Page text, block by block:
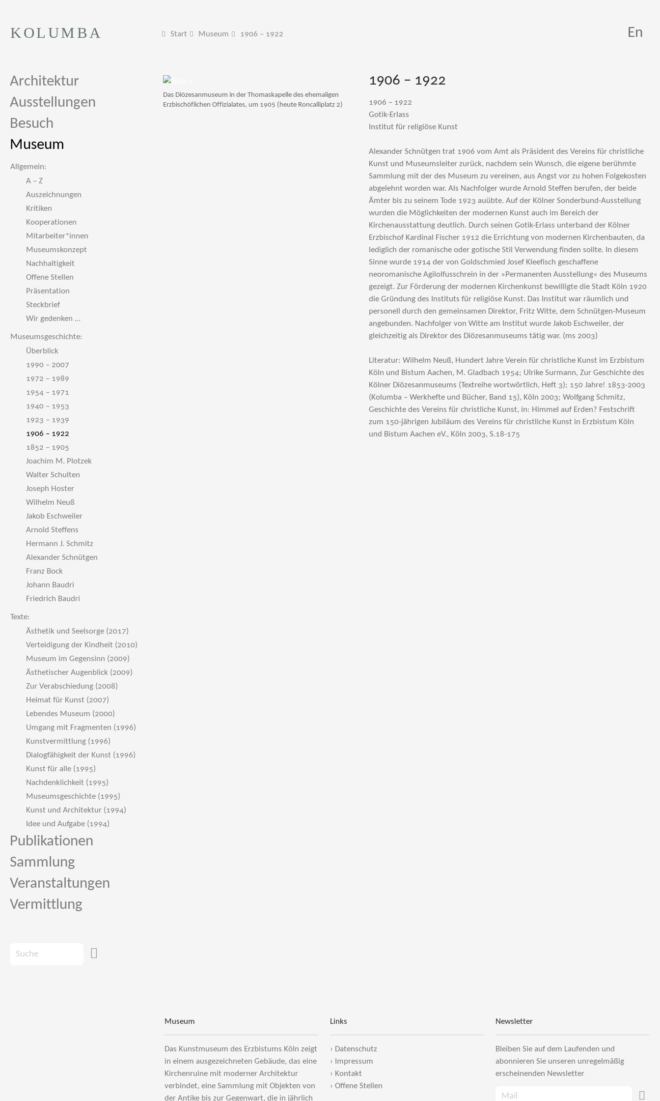
KOLUMBA Start Museum 1906 – 1922 En
Architektur
Ausstellungen
Besuch
Museum
Allgemein:
A – Z
Auszeichnungen
Kritiken
Kooperationen
Mitarbeiter*innen
Museumskonzept
Nachhaltigkeit
Offene Stellen
Präsentation
Steckbrief
Wir gedenken …
Museumsgeschichte:
Überblick
1990 – 2007
1972 – 1989
1954 – 1971
1940 – 1953
1923 – 1939
1906 – 1922
1852 – 1905
Joachim M. Plotzek
Walter Schulten
Joseph Hoster
Wilhelm Neuß
Jakob Eschweiler
Arnold Steffens
Hermann J. Schmitz
Alexander Schnütgen
Franz Bock
Johann Baudri
Friedrich Baudri
Texte:
Ästhetik und Seelsorge (2017)
Verteidigung der Kindheit (2010)
Museum im Gegensinn (2009)
Ästhetischer Augenblick (2009)
Zur Verabschiedung (2008)
Heimat für Kunst (2007)
Lebendes Museum (2000)
Umgang mit Fragmenten (1996)
Kunstvermittlung (1996)
Dialogfähigkeit der Kunst (1996)
Kunst für alle (1995)
Nachdenklichkeit (1995)
Museumsgeschichte (1995)
Kunst und Architektur (1994)
Idee und Aufgabe (1994)
Publikationen
Sammlung
Veranstaltungen
Vermittlung
Das Diözesanmuseum in der Thomaskapelle des ehemaligen
Erzbischöflichen Offizialates, um 1905 (heute Roncalliplatz 2)
1906 – 1922
1906 – 1922
Gotik-Erlass
Institut für religiöse Kunst
Alexander Schnütgen trat 1906 vom Amt als Präsident des Vereins für christliche
Kunst und Museumsleiter zurück, nachdem sein Wunsch, die eigene berühmte
Sammlung mit der des Museum zu vereinen, aus Angst vor zu hohen Folgekosten
abgelehnt worden war. Als Nachfolger wurde Arnold Steffen berufen, der beide
Ämter bis zu seinem Tode 1923 auübte. Auf der Kölner Sonderbund-Ausstellung
wurden die Möglichkeiten der modernen Kunst auch im Bereich der
Kirchenausstattung deutlich. Durch seinen Gotik-Erlass unterband der Kölner
Erzbischof Kardinal Fischer 1912 die Errichtung von modernen Kirchenbauten, da
lediglich der romanische oder gotische Stil Verwendung finden sollte. In diesem
Sinne wurde 1914 der von Goldschmied Josef Kleefisch geschaffene
neoromanische Agilolfusschrein in der »Permanenten Ausstellung« des Museums
gezeigt. Zur Förderung der modernen Kirchenkunst bewilligte die Stadt Köln 1920
die Gründung des Instituts für religiöse Kunst. Das Institut war räumlich und
personell durch den gemeinsamen Direktor, Fritz Witte, dem Schnütgen-Museum
angebunden. Nachfolger von Witte am Institut wurde Jakob Eschweiler, der
gleichzeitig als Direktor des Diözesanmuseums tätig war. (ms 2003)
Literatur: Wilhelm Neuß, Hundert Jahre Verein für christliche Kunst im Erzbistum
Köln und Bistum Aachen, M. Gladbach 1954; Ulrike Surmann, Zur Geschichte des
Kölner Diözesanmuseums (Textreihe wortwörtlich, Heft 3); 150 Jahre! 1853-2003
(Kolumba – Werkhefte und Bücher, Band 15), Köln 2003; Wolfgang Schmitz,
Geschichte des Vereins für christliche Kunst, in: Himmel auf Erden? Festschrift
zum 150-jährigen Jubiläum des Vereins für christliche Kunst in Erzbistum Köln
und Bistum Aachen eV., Köln 2003, S.18-175
Museum
Das Kunstmuseum des Erzbistums Köln zeigt
in einem ausgezeichneten Gebäude, das eine
Kirchenruine mit moderner Architektur
verbindet, eine Sammlung mit Objekten von
der Antike bis zur Gegenwart, die in jährlich
Links
› Datenschutz
›
Impressum
› Kontakt
› Offene Stellen
Newsletter
Bleiben Sie auf dem Laufenden und
abonnieren Sie unseren unregelmäßig
erscheinenden Newsletter